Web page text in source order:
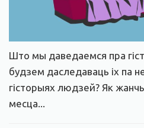
Што мы даведаемся пра
будзем даследаваць іх па
гісторыях людзей? Як
месца...